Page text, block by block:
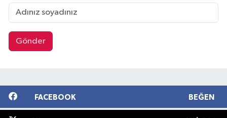
Gönder
FACEBOOK BEĞEN